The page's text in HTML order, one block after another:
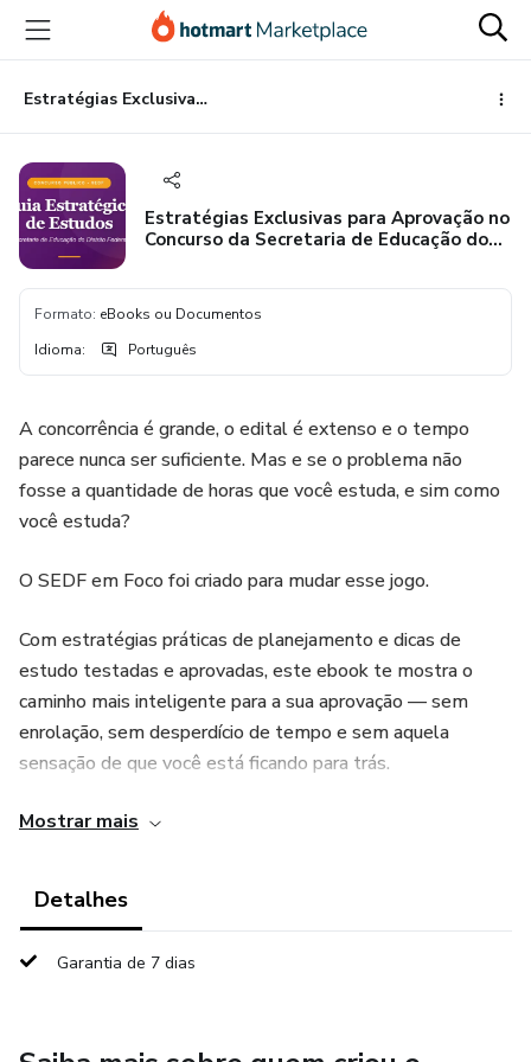
para
conteúdo
principal
para
pagamento
para
rodapé
Estratégias Exclusivas para Aprovação no Concurso da Secretaria de Educação do Distrito Federal
Estratégias Exclusivas para Aprovação no
Concurso da Secretaria de Educação do
Formato: eBooks ou Documentos
Idioma: Português
A concorrência é grande, o edital é extenso e o tempo
parece nunca ser suficiente. Mas e se o problema não
fosse a quantidade de horas que você estuda, e sim como
você estuda?
O SEDF em Foco foi criado para mudar esse jogo.
Com estratégias práticas de planejamento e dicas de
estudo testadas e aprovadas, este ebook te mostra o
caminho mais inteligente para a sua aprovação — sem
enrolação, sem desperdício de tempo e sem aquela
sensação de que você está ficando para trás.
✅ Organize sua rotina de estudos de forma eficiente
da concorrência
Mostrar mais
Detalhes
Garantia de 7 dias